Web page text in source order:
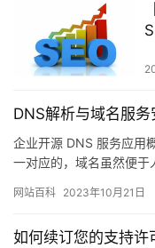
DNS解析与域名服
企业开源 DNS 服务应用
一对应的，域名虽然便于
网站百科 2023年10月21日
如何续订您的支持许